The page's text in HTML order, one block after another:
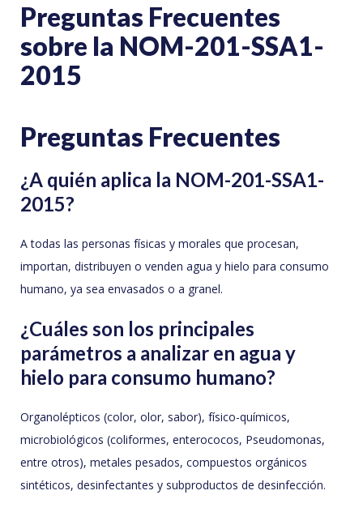
Preguntas Frecuentes
sobre la NOM-201-SSA1-
2015
Preguntas Frecuentes
¿A quién aplica la NOM-201-SSA1-
2015?
A todas las personas físicas y morales que procesan,
importan, distribuyen o venden agua y hielo para consumo
humano, ya sea envasados o a granel.
¿Cuáles son los principales
parámetros a analizar en agua y
hielo para consumo humano?
Organolépticos (color, olor, sabor), físico-químicos,
microbiológicos (coliformes, enterococos, Pseudomonas,
entre otros), metales pesados, compuestos orgánicos
sintéticos, desinfectantes y subproductos de desinfección.